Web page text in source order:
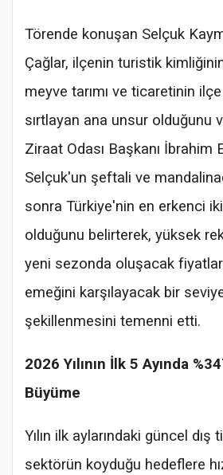
Törende konuşan Selçuk
Çağlar, ilçenin turistik
meyve tarımı ve ticaretinin
sırtlayan ana unsur olduğunu
Ziraat Odası Başkanı İbrahim
Selçuk'un şeftali ve
sonra Türkiye'nin en erkenci
olduğunu belirterek, yüksek
yeni sezonda oluşacak
emeğini karşılayacak bir
şekillenmesini temenni etti.
2026 Yılının İlk 5 Ayında
Büyüme
Yılın ilk aylarındaki güncel dış
sektörün koyduğu hedeflere